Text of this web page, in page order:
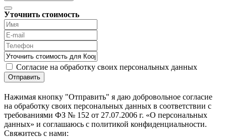
Уточнить стоимость
Согласие на обработку своих персональных данных
Отправить
Нажимая кнопку "Отправить" я даю добровольное согласие
на обработку своих персональных данных в соответствии с
требованиями ФЗ № 152 от 27.07.2006 г. «О персональных
данных» и соглашаюсь с политикой конфиденциальности.
Cвяжитесь с нами: